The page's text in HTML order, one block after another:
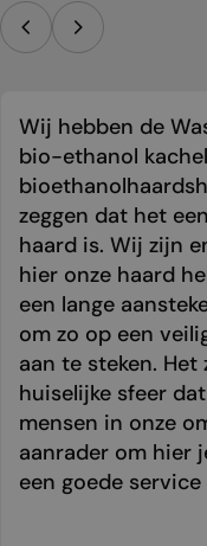
Wij hebben de
bio-ethanol
zeggen dat het
haard is. Wij zijn
hier onze haard
een lange
om zo op een
aan te steken.
huiselijke sfeer
mensen in onze
aanrader om hier
een goede